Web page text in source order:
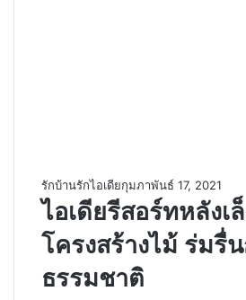
รักบ้านรักไอเดียกุมภาพันธ์ 17, 2021
ไอเดียรีสอร์ทหลังเ
โครงสร้างไม้ ร่มรื่
ธรรมชาติ